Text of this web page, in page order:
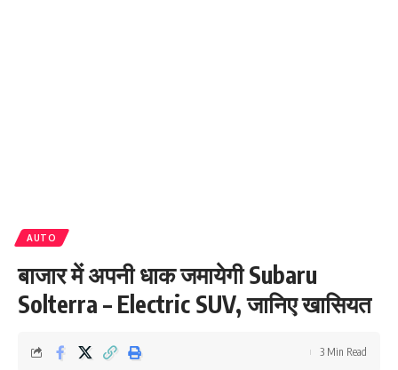
AUTO
बाजार में अपनी धाक जमायेगी Subaru
Solterra – Electric SUV, जानिए खासियत
3 Min Read